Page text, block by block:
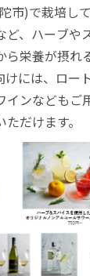
市)で栽培し
ど、ハーブや
ら栄養が摂れ
けには、ロー
インなどもご
だけます。